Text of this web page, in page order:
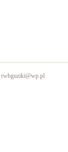
rwbguziki@wp.pl